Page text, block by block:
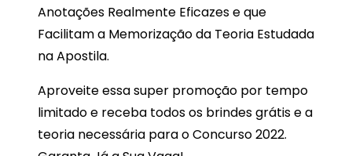
Anotações Realmente Eficazes e que
Facilitam a Memorização da Teoria Estudada
na Apostila.
Aproveite essa super promoção por tempo
limitado e receba todos os brindes grátis e a
teoria necessária para o Concurso 2022.